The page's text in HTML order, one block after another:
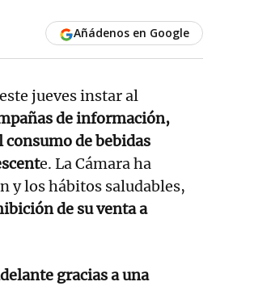
Añádenos en Google
jueves instar al
de información,
de bebidas
e. La Cámara ha
y los hábitos saludables,
de su venta a
gracias a una